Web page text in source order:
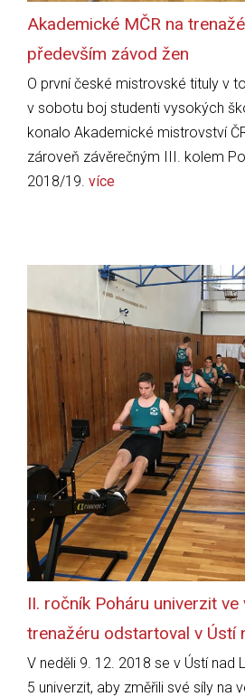
Akademické MČR na
především závod žen
O první české mistrovské tituly v
v sobotu boj studenti vysokých
konalo Akademické mistrovství
zároveň závěrečným III. kolem
2018/19. více
II. ročník Poháru univerzit ve
trenažéru odstartoval v Ústí
V neděli 9. 12. 2018 se v Ústí nad
5 univerzit, aby změřili své síly na